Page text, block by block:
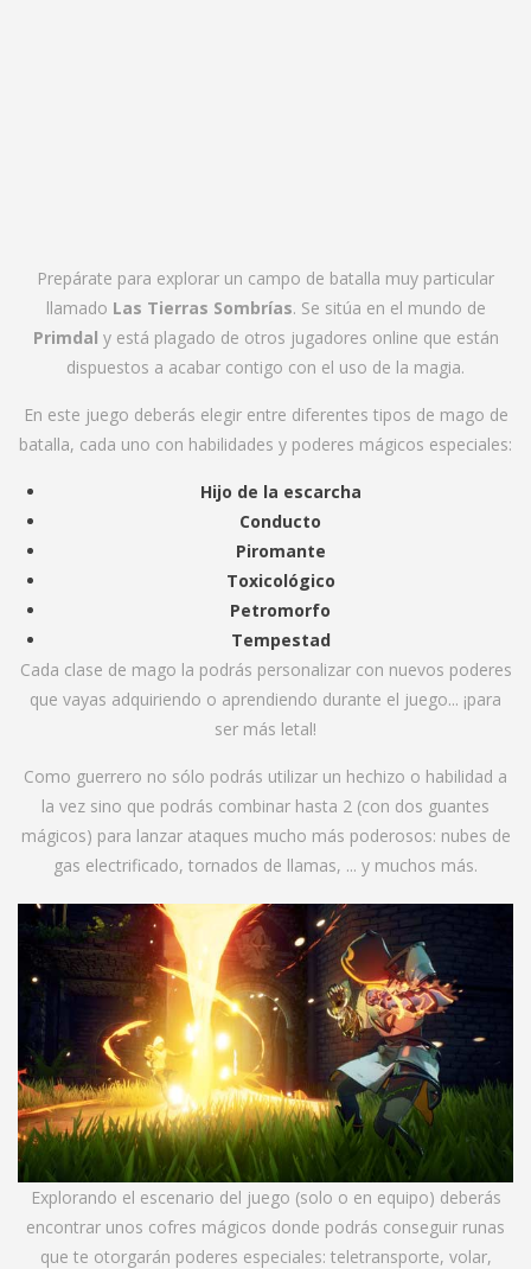
Prepárate para explorar un campo de batalla muy particular
llamado Las Tierras Sombrías. Se sitúa en el mundo de
Primdal y está plagado de otros jugadores online que están
dispuestos a acabar contigo con el uso de la magia.
En este juego deberás elegir entre diferentes tipos de mago de
batalla, cada uno con habilidades y poderes mágicos especiales:
Hijo de la escarcha
Conducto
Piromante
Toxicológico
Petromorfo
Tempestad
Cada clase de mago la podrás personalizar con nuevos poderes
que vayas adquiriendo o aprendiendo durante el juego... ¡para
ser más letal!
Como guerrero no sólo podrás utilizar un hechizo o habilidad a
la vez sino que podrás combinar hasta 2 (con dos guantes
mágicos) para lanzar ataques mucho más poderosos: nubes de
gas electrificado, tornados de llamas, ... y muchos más.
Explorando el escenario del juego (solo o en equipo) deberás
encontrar unos cofres mágicos donde podrás conseguir runas
que te otorgarán poderes especiales: teletransporte, volar,